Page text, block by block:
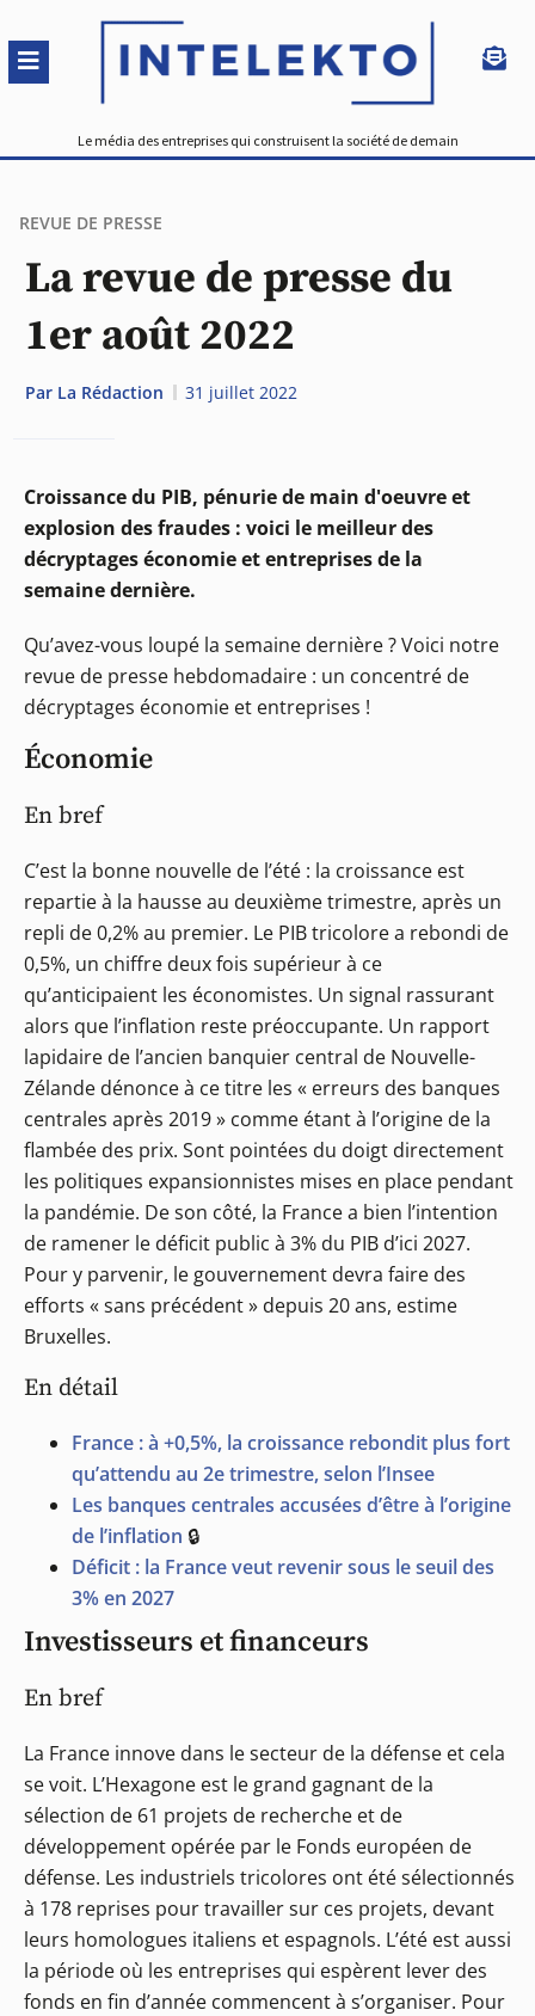
Le média des entreprises qui construisent la société de demain
REVUE DE PRESSE
La revue de presse du
1er août 2022
Par La Rédaction 31 juillet 2022
Croissance du PIB, pénurie de main d'oeuvre et
explosion des fraudes : voici le meilleur des
décryptages économie et entreprises de la
semaine dernière.
Qu’avez-vous loupé la semaine dernière ? Voici notre
revue de presse hebdomadaire : un concentré de
décryptages économie et entreprises !
Économie
En bref
C’est la bonne nouvelle de l’été : la croissance est
repartie à la hausse au deuxième trimestre, après un
repli de 0,2% au premier. Le PIB tricolore a rebondi de
0,5%, un chiffre deux fois supérieur à ce
qu’anticipaient les économistes. Un signal rassurant
alors que l’inflation reste préoccupante. Un rapport
lapidaire de l’ancien banquier central de Nouvelle-
Zélande dénonce à ce titre les « erreurs des banques
centrales après 2019 » comme étant à l’origine de la
flambée des prix. Sont pointées du doigt directement
les politiques expansionnistes mises en place pendant
la pandémie. De son côté, la France a bien l’intention
de ramener le déficit public à 3% du PIB d’ici 2027.
Pour y parvenir, le gouvernement devra faire des
efforts « sans précédent » depuis 20 ans, estime
Bruxelles.
En détail
France : à +0,5%, la croissance rebondit plus fort
qu’attendu au 2e trimestre, selon l’Insee
Les banques centrales accusées d’être à l’origine
de l’inflation 🔒
Déficit : la France veut revenir sous le seuil des
3% en 2027
Investisseurs et financeurs
En bref
La France innove dans le secteur de la défense et cela
se voit. L’Hexagone est le grand gagnant de la
sélection de 61 projets de recherche et de
développement opérée par le Fonds européen de
défense. Les industriels tricolores ont été sélectionnés
à 178 reprises pour travailler sur ces projets, devant
leurs homologues italiens et espagnols. L’été est aussi
la période où les entreprises qui espèrent lever des
fonds en fin d’année commencent à s’organiser. Pour